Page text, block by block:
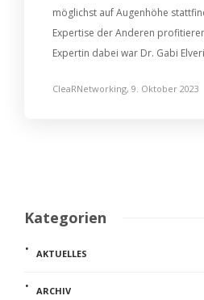
möglichst auf Augenhöhe
Expertise der Anderen
Expertin dabei war Dr. Gabi
CleaRNetworking, 9. Oktober 2023
Kategorien
AKTUELLES
ARCHIV